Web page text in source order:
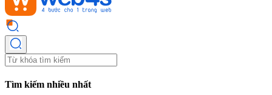
Tìm kiếm nhiều nhất